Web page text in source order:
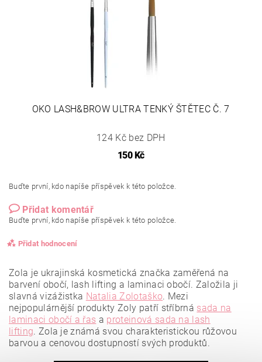
OKO LASH&BROW ULTRA TENKÝ ŠTĚTEC Č. 7
124 Kč bez DPH
150 Kč
Buďte první, kdo napíše příspěvek k této položce.
Přidat komentář
Buďte první, kdo napíše příspěvek k této položce.
Přidat hodnocení
Zola je ukrajinská kosmetická značka zaměřená na
barvení obočí, lash lifting a laminaci obočí. Založila ji
slavná vizážistka Natalia Zolotaško. Mezi
nejpopulárnější produkty Zoly patří stříbrná sada na
laminaci obočí a řas a proteinová sada na lash
lifting. Zola je známá svou charakteristickou růžovou
barvou a cenovou dostupností svých produktů.